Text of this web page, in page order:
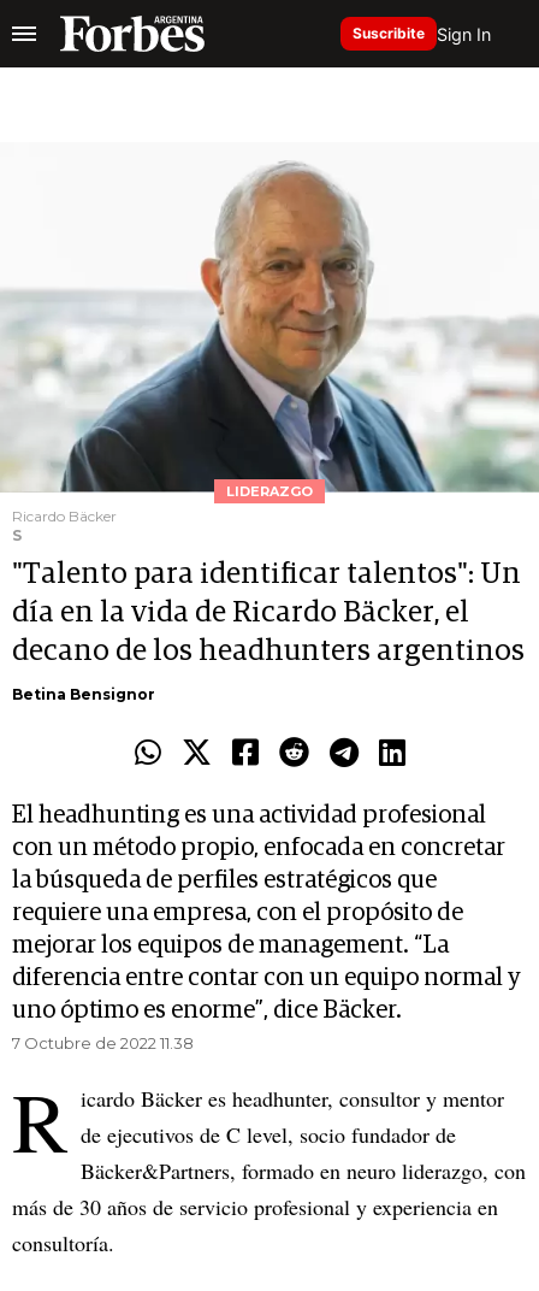
Suscribite Sign In
LIDERAZGO
Ricardo Bäcker
S
"Talento para identificar talentos": Un
día en la vida de Ricardo Bäcker, el
decano de los headhunters argentinos
Betina Bensignor
El headhunting es una actividad profesional
con un método propio, enfocada en concretar
la búsqueda de perfiles estratégicos que
requiere una empresa, con el propósito de
mejorar los equipos de management. “La
diferencia entre contar con un equipo normal y
uno óptimo es enorme”, dice Bäcker.
7 Octubre de 2022 11.38
R icardo Bäcker es headhunter, consultor y mentor
de ejecutivos de C level, socio fundador de
Bäcker&Partners, formado en neuro liderazgo, con
más de 30 años de servicio profesional y experiencia en
consultoría.